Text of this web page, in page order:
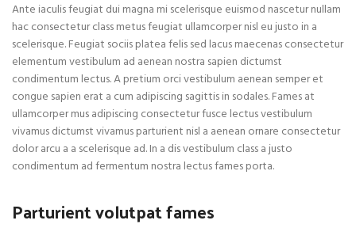
Ante iaculis feugiat dui magna mi scelerisque euismod nascetur nullam
hac consectetur class metus feugiat ullamcorper nisl eu justo in a
scelerisque. Feugiat sociis platea felis sed lacus maecenas consectetur
elementum vestibulum ad aenean nostra sapien dictumst
condimentum lectus. A pretium orci vestibulum aenean semper et
congue sapien erat a cum adipiscing sagittis in sodales. Fames at
ullamcorper mus adipiscing consectetur fusce lectus vestibulum
vivamus dictumst vivamus parturient nisl a aenean ornare consectetur
dolor arcu a a scelerisque ad. In a dis vestibulum class a justo
condimentum ad fermentum nostra lectus fames porta.
Parturient volutpat fames